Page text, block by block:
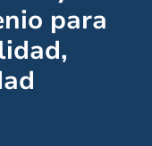
para